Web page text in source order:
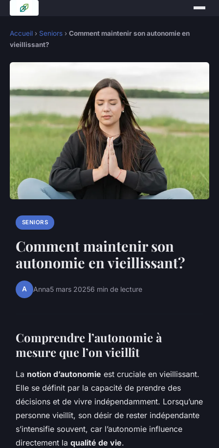
Accueil › Seniors › Comment maintenir son autonomie en
vieillissant?
SENIORS
Comment maintenir son
autonomie en vieillissant?
A Anna5 mars 20256 min de lecture
Comprendre l’autonomie à
mesure que l’on vieillît
La notion d’autonomie est cruciale en vieillissant.
Elle se définit par la capacité de prendre des
décisions et de vivre indépendamment. Lorsqu’une
personne vieillit, son désir de rester indépendante
s’intensifie souvent, car l’autonomie influence
directement la qualité de vie.